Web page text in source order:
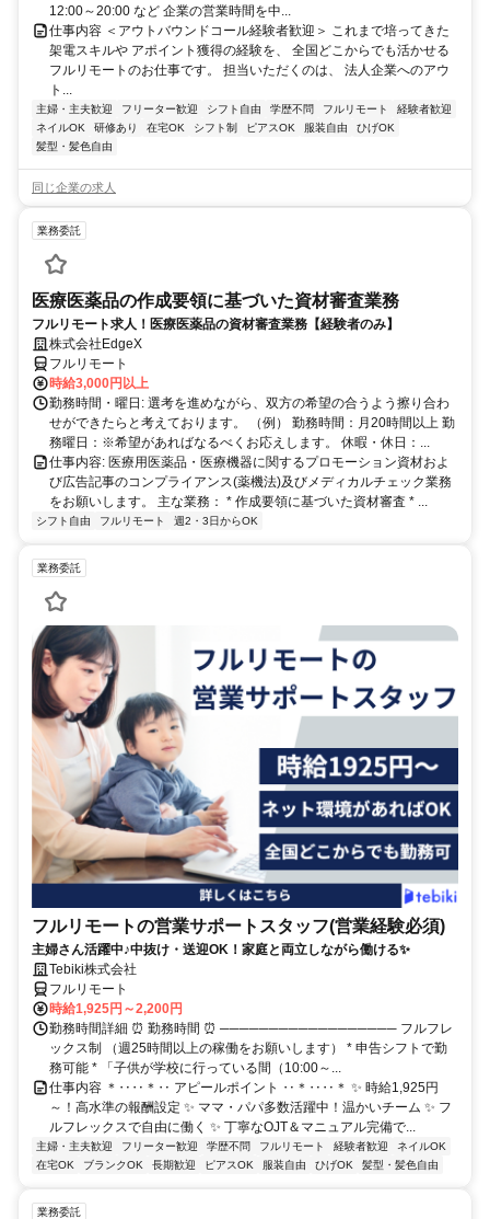
12:00～20:00 など 企業の営業時間を中...
仕事内容 ＜アウトバウンドコール経験者歓迎＞ これまで培ってきた
架電スキルや アポイント獲得の経験を、 全国どこからでも活かせる
フルリモートのお仕事です。 担当いただくのは、 法人企業へのアウ
ト...
主婦・主夫歓迎 フリーター歓迎 シフト自由 学歴不問 フルリモート
経験者歓迎
ネイルOK
研修あり 在宅OK シフト制 ピアスOK 服装自由
ひげOK
髪型・髪色自由
同じ企業の求人
業務委託
医療医薬品の作成要領に基づいた資材審査業務
フルリモート求人！医療医薬品の資材審査業務【経験者のみ】
株式会社EdgeX
フルリモート
時給3,000円以上
勤務時間・曜日: 選考を進めながら、双方の希望の合うよう擦り合わ
せができたらと考えております。 （例） 勤務時間：月20時間以上 勤
務曜日：※希望があればなるべくお応えします。 休暇・休日：...
仕事内容: 医療用医薬品・医療機器に関するプロモーション資材およ
び広告記事のコンプライアンス(薬機法)及びメディカルチェック業務
をお願いします。 主な業務： * 作成要領に基づいた資材審査 * ...
シフト自由 フルリモート 週2・3日からOK
業務委託
フルリモートの営業サポートスタッフ(営業経験必須)
主婦さん活躍中♪中抜け・送迎OK！家庭と両立しながら働ける✨
Tebiki株式会社
フルリモート
時給1,925円～2,200円
勤務時間詳細 ⏰ 勤務時間 ⏰ ────────────────── フルフレ
ックス制 （週25時間以上の稼働をお願いします） * 申告シフトで勤
務可能 * 「子供が学校に行っている間（10:00～...
仕事内容 ＊‥‥＊‥ アピールポイント ‥＊‥‥＊ ✨ 時給1,925円
～！高水準の報酬設定 ✨ ママ・パパ多数活躍中！温かいチーム ✨ フ
ルフレックスで自由に働く ✨ 丁寧なOJT＆マニュアル完備で...
主婦・主夫歓迎 フリーター歓迎 学歴不問 フルリモート 経験者歓迎
ネイルOK
在宅OK
ブランクOK 長期歓迎 ピアスOK 服装自由 ひげOK 髪型・髪色自由
業務委託